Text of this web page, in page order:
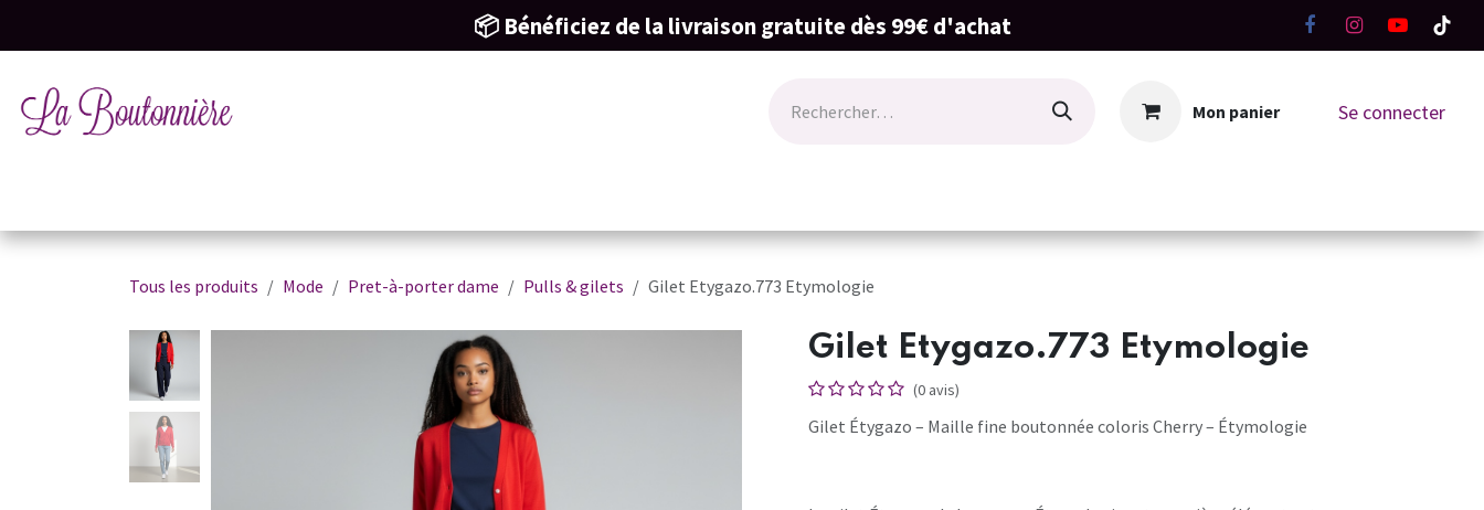
📦 Bénéficiez de la livraison gratuite dès 99€ d'achat
Mon panier Se connecter
Tous les produits Mode Pret-à-porter dame Pulls & gilets Gilet Etygazo.773 Etymologie
Gilet Etygazo.773 Etymologie
(0 avis)
Gilet Étygazo – Maille fine boutonnée coloris Cherry – Étymologie